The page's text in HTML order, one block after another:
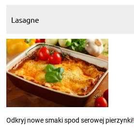
Lasagne
Odkryj nowe smaki spod serowej pierzynki!